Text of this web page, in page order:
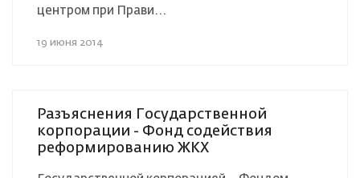
центром при Прави...
19 июня 2014
Разъяснения Государственной
корпорации - Фонд содействия
реформированию ЖКХ